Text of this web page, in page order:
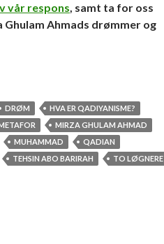
vår respons, samt ta for oss
Ahmads drømmer og
i islam
DRØM
HVA ER QADIYANISME?
MIRZA GHULAM AHMAD
MUHAMMAD
QADIAN
TEHSIN ABO BARIRAH
TO LØGNERE